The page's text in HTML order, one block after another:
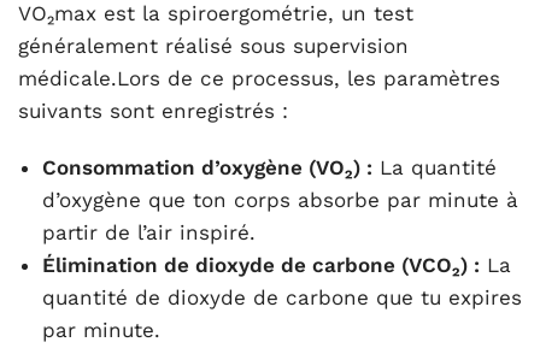
VO₂max est la spiroergométrie, un test
généralement réalisé sous supervision
médicale.Lors de ce processus, les paramètres
suivants sont enregistrés :
Consommation d’oxygène (VO₂) : La quantité
d’oxygène que ton corps absorbe par minute à
partir de l’air inspiré.
Élimination de dioxyde de carbone (VCO₂) : La
quantité de dioxyde de carbone que tu expires
par minute.